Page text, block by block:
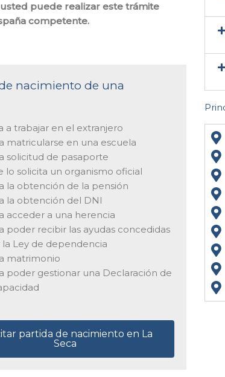
puede realizar este trámite
competente.
nacimiento de una
a trabajar en el extranjero
matricularse en una escuela
solicitud de pasaporte
lo solicita un organismo oficial
la obtención de la pensión
la obtención del DNI
acceder a una herencia
poder recibir las ayudas concedidas
la Ley de dependencia
matrimonio
poder gestionar una Declaración de
partida de nacimiento en La
Seca